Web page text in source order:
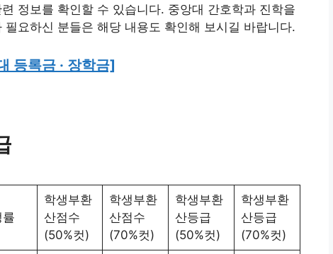
정보를 확인할 수 있습니다. 중앙대 간호학과 진학을
요하신 분들은 해당 내용도 확인해 보시길 바랍니다.
등록금 · 장학금]
률
학생부환
산점수
(50%컷)
학생부환
산점수
(70%컷)
학생부환
산등급
(50%컷)
학생부환
산등급
(70%컷)